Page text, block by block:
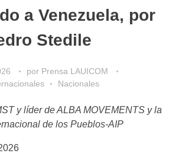
a Venezuela, por
Stedile
por Prensa LAUICOM
Nacionales
y líder de ALBA MOVEMENTS y ​​la
de los Pueblos-AIP